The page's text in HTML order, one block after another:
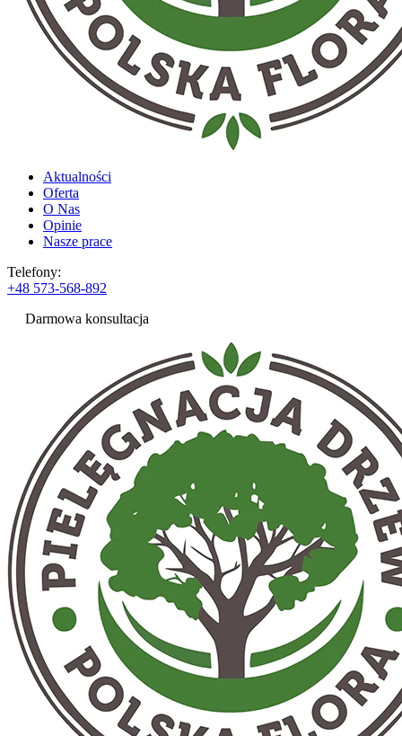
Aktualności
Oferta
O Nas
Opinie
Nasze prace
Telefony:
+48 573-568-892
Darmowa konsultacja